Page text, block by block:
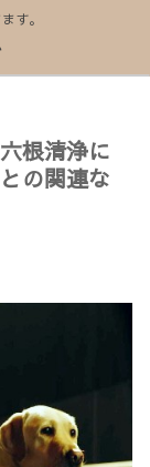
す。
根清浄に
の関連な